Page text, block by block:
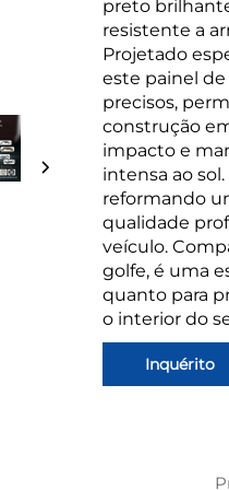
preto
resistente a
Projetado
este painel
precisos,
construção
impacto e
intensa ao
reformando
qualidade
veículo.
golfe, é uma
quanto para
o interior do
Inquérito